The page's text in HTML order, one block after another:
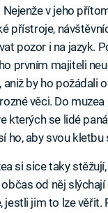
v jeho
přístroje,
pozor i na jazyk.
prvním majiteli
aniž by ho požádali
věci. Do
kterých se lidé
ho, aby svou kletbu
si sice taky
od něj slýchají
jestli jim to lze věřit.